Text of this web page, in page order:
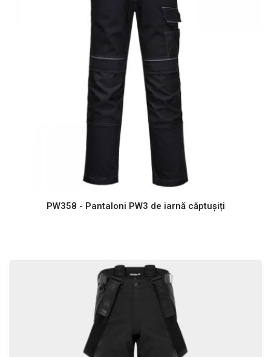
PW358 - Pantaloni PW3 de iarnă căptușiți